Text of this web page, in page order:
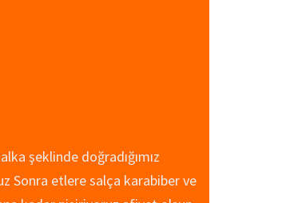
şeklinde doğradığımız
Sonra etlere salça karabiber ve